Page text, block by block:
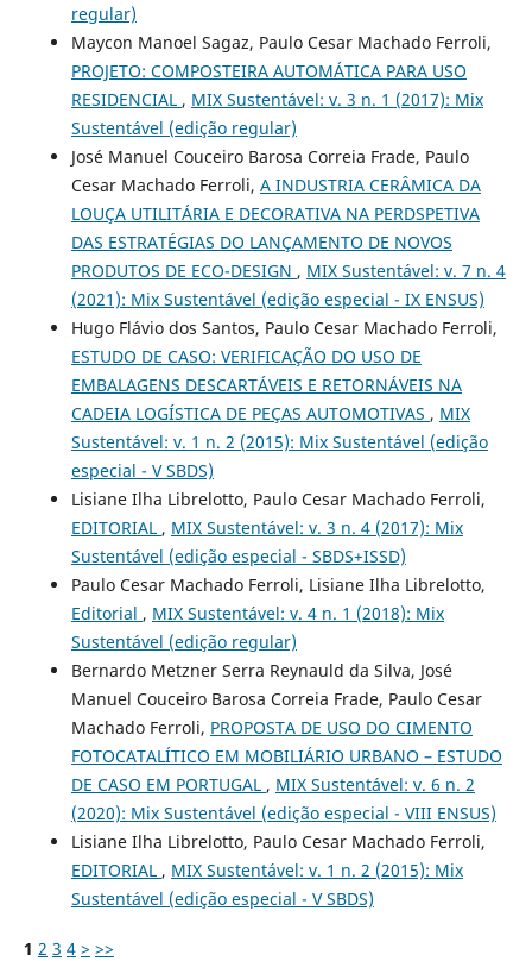
regular)
Maycon Manoel Sagaz, Paulo Cesar Machado Ferroli,
PROJETO: COMPOSTEIRA AUTOMÁTICA PARA USO
RESIDENCIAL , MIX Sustentável: v. 3 n. 1 (2017): Mix
Sustentável (edição regular)
José Manuel Couceiro Barosa Correia Frade, Paulo
Cesar Machado Ferroli, A INDUSTRIA CERÂMICA DA
LOUÇA UTILITÁRIA E DECORATIVA NA PERDSPETIVA
DAS ESTRATÉGIAS DO LANÇAMENTO DE NOVOS
PRODUTOS DE ECO-DESIGN , MIX Sustentável: v. 7 n. 4
(2021): Mix Sustentável (edição especial - IX ENSUS)
Hugo Flávio dos Santos, Paulo Cesar Machado Ferroli,
ESTUDO DE CASO: VERIFICAÇÃO DO USO DE
EMBALAGENS DESCARTÁVEIS E RETORNÁVEIS NA
CADEIA LOGÍSTICA DE PEÇAS AUTOMOTIVAS , MIX
Sustentável: v. 1 n. 2 (2015): Mix Sustentável (edição
especial - V SBDS)
Lisiane Ilha Librelotto, Paulo Cesar Machado Ferroli,
EDITORIAL , MIX Sustentável: v. 3 n. 4 (2017): Mix
Sustentável (edição especial - SBDS+ISSD)
Paulo Cesar Machado Ferroli, Lisiane Ilha Librelotto,
Editorial , MIX Sustentável: v. 4 n. 1 (2018): Mix
Sustentável (edição regular)
Bernardo Metzner Serra Reynauld da Silva, José
Manuel Couceiro Barosa Correia Frade, Paulo Cesar
Machado Ferroli, PROPOSTA DE USO DO CIMENTO
FOTOCATALÍTICO EM MOBILIÁRIO URBANO – ESTUDO
DE CASO EM PORTUGAL , MIX Sustentável: v. 6 n. 2
(2020): Mix Sustentável (edição especial - VIII ENSUS)
Lisiane Ilha Librelotto, Paulo Cesar Machado Ferroli,
EDITORIAL , MIX Sustentável: v. 1 n. 2 (2015): Mix
Sustentável (edição especial - V SBDS)
1 2 3 4 > >>